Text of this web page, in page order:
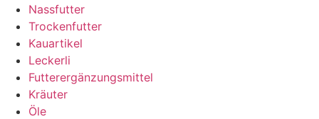
Nassfutter
Trockenfutter
Kauartikel
Leckerli
Futterergänzungsmittel
Kräuter
Öle